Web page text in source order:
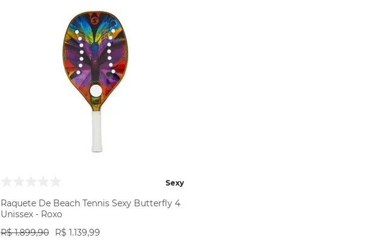
Sexy
Raquete De Beach Tennis Sexy Butterfly 4
Unissex - Roxo
R$ 1.899,90 R$ 1.139,99